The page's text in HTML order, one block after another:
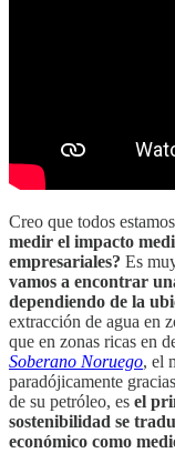
Creo que todos
medir el impacto
empresariales? Es
vamos a encontrar
dependiendo de la
extracción de agua en
que en zonas ricas en
Soberano Noruego, el
paradójicamente
de su petróleo, es el
sostenibilidad se
económico como